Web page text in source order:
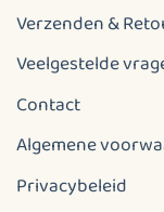
Verzenden &
Veelgestelde
Contact
Algemene
Privacybeleid